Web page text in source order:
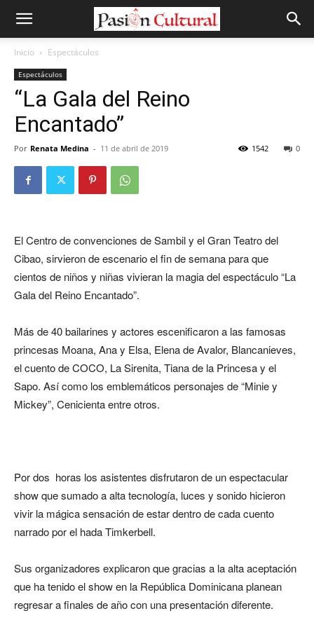
Inicio Espectáculos
Espectáculos
“La Gala del Reino
Encantado”
Por Renata Medina - 11 de abril de 2019 0
1542
El Centro de convenciones de Sambil y el Gran Teatro del
Cibao, sirvieron de escenario el fin de semana para que
cientos de niños y niñas vivieran la magia del espectáculo “La
Gala del Reino Encantado”.
Más de 40 bailarines y actores escenificaron a las famosas
princesas Moana, Ana y Elsa, Elena de Avalor, Blancanieves,
el cuento de COCO, La Sirenita, Tiana de la Princesa y el
Sapo. Así como los emblemáticos personajes de “Minie y
Mickey”, Cenicienta entre otros.
Por dos horas los asistentes disfrutaron de un espectacular
show que sumado a alta tecnología, luces y sonido hicieron
vivir la mágica sensación de estar dentro de cada cuento
narrado por el hada Timkerbell.
Sus organizadores explicaron que gracias a la alta aceptación
que ha tenido el show en la República Dominicana planean
regresar a finales de año con una presentación diferente.